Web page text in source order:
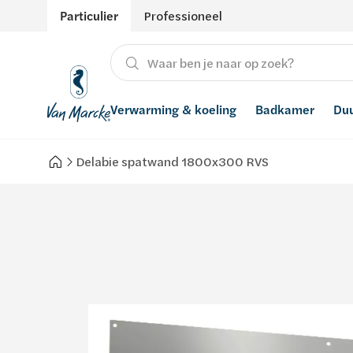
Particulier Professioneel
Verwarming & koeling
Verwarming
Badkamer
Producten
Stijlen
Hernieuwbare energie
Waterontharders
Delabie spatwand 1800x300 RVS